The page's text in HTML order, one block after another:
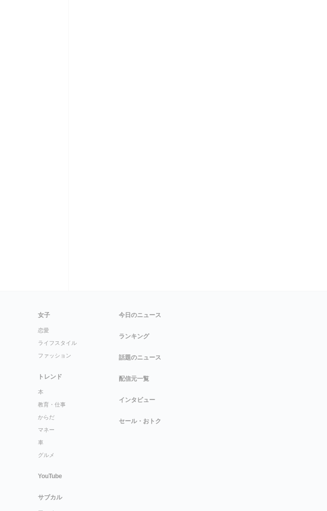
女子
恋愛
ライフスタイル
ファッション
トレンド
本
教育・仕事
からだ
マネー
車
グルメ
YouTube
サブカル
今日のニュース
ランキング
話題のニュース
配信元一覧
インタビュー
セール・おトク